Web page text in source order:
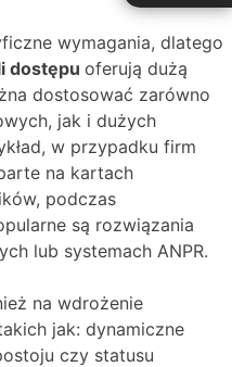
wymagania, dlatego
dostępu oferują dużą
dostosować zarówno
jak i dużych
w przypadku firm
na kartach
podczas
są rozwiązania
lub systemach ANPR.
na wdrożenie
jak: dynamiczne
czy statusu